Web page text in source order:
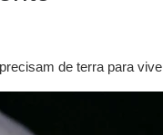
de terra para